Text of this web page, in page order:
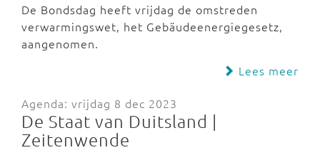
De Bondsdag heeft vrijdag de omstreden
verwarmingswet, het Gebäudeenergiegesetz,
aangenomen.
Lees meer
Agenda: vrijdag 8 dec 2023
De Staat van Duitsland |
Zeitenwende